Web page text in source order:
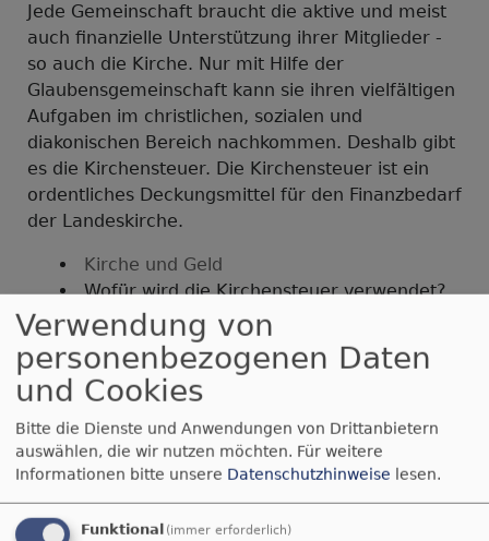
Jede Gemeinschaft braucht die aktive und meist
auch finanzielle Unterstützung ihrer Mitglieder -
so auch die Kirche. Nur mit Hilfe der
Glaubensgemeinschaft kann sie ihren vielfältigen
Aufgaben im christlichen, sozialen und
diakonischen Bereich nachkommen. Deshalb gibt
es die Kirchensteuer. Die Kirchensteuer ist ein
ordentliches Deckungsmittel für den Finanzbedarf
der Landeskirche.
Kirche und Geld
Wofür wird die Kirchensteuer verwendet?
Informationen zur Abgeltungssteuer
Neben der Kirchensteuer gibt es das Kirchgeld .
Auch das Kirchgeld ist eine echte Kirchensteuer.
Es wird durch die Kirchengemeinden erhoben. Es
ist ordentliches Deckungsmittel für den
Finanzbedarf der Kirchengemeinden. Es verbleibt
zu 100 Prozent in der eigenen Kirchengemeinde!
Verwendung von
personenbezogenen Daten
und Cookies
Bitte die Dienste und Anwendungen von Drittanbietern
auswählen, die wir nutzen möchten. Für weitere
Informationen bitte unsere Datenschutzhinweise lesen.
Funktional (immer erforderlich)